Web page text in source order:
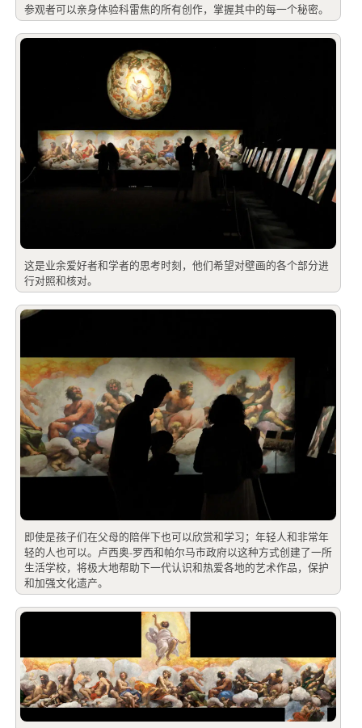
参观者可以亲身体验科雷焦的所有创作，掌握其中的每一个秘密。
这是业余爱好者和学者的思考时刻，他们希望对壁画的各个部分进
行对照和核对。
即使是孩子们在父母的陪伴下也可以欣赏和学习；年轻人和非常年
轻的人也可以。卢西奥-罗西和帕尔马市政府以这种方式创建了一所
生活学校，将极大地帮助下一代认识和热爱各地的艺术作品，保护
和加强文化遗产。